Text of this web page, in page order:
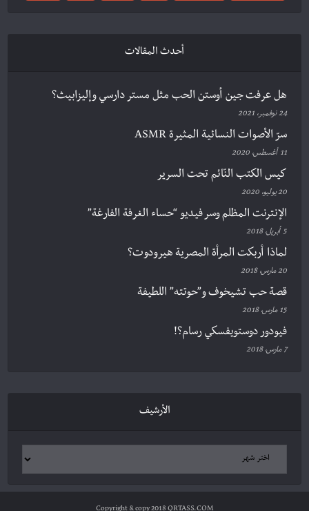
أحدث المقالات
هل عرفت جين أوستن الحب مثل مستر دارسي وإليزابيث؟
24 نوفمبر، 2021
سرّ الأصوات النسائية المثيرة ASMR
11 أغسطس، 2020
كيس الكتب النّائم تحت السرير
20 يوليو، 2020
الإنترنت المظلم وسر فيديو “حساء الغرفة الفارغة”
5 أبريل، 2018
لماذا أربكت المرأة المصرية هيرودوت؟
20 مارس، 2018
قصة حب تشيخوف و”حوتته” اللطيفة
15 مارس، 2018
فيودور دوستويفسكي رسام؟!
7 مارس، 2018
الأرشيف